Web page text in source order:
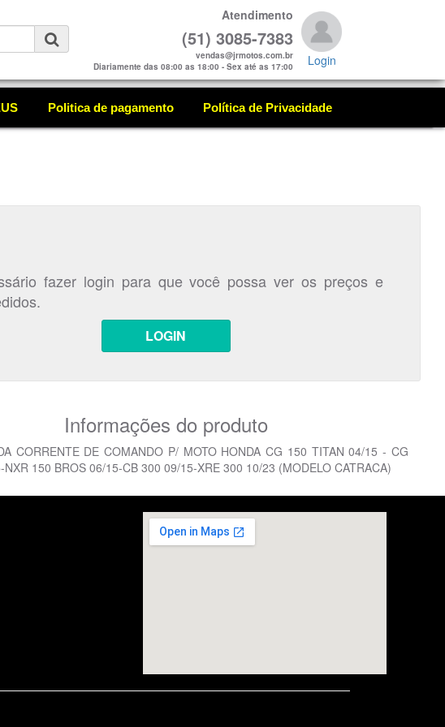
Atendimento
(51) 3085-7383
vendas@jrmotos.com.br
Diariamente das 08:00 as 18:00 - Sex até as 17:00
Login
Politica de pagamento Política de Privacidade
fazer login para que você possa ver os preços e
LOGIN
Informações do produto
CORRENTE DE COMANDO P/ MOTO HONDA CG 150 TITAN 04/15 - CG
NXR 150 BROS 06/15-CB 300 09/15-XRE 300 10/23 (MODELO CATRACA)